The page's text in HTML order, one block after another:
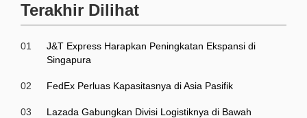
Terakhir Dilihat
01
J&T Express Harapkan Peningkatan Ekspansi di
Singapura
02 FedEx Perluas Kapasitasnya di Asia Pasifik
03
Lazada Gabungkan Divisi Logistiknya di Bawah